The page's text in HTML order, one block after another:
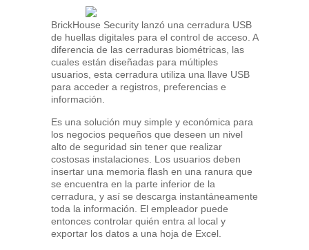
BrickHouse Security lanzó una cerradura USB
de huellas digitales para el control de acceso. A
diferencia de las cerraduras biométricas, las
cuales están diseñadas para múltiples
usuarios, esta cerradura utiliza una llave USB
para acceder a registros, preferencias e
información.
Es una solución muy simple y económica para
los negocios pequeños que deseen un nivel
alto de seguridad sin tener que realizar
costosas instalaciones. Los usuarios deben
insertar una memoria flash en una ranura que
se encuentra en la parte inferior de la
cerradura, y así se descarga instantáneamente
toda la información. El empleador puede
entonces controlar quién entra al local y
exportar los datos a una hoja de Excel.